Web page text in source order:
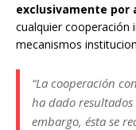
exclusivamente por
cualquier cooperación
mecanismos
“La cooperación
ha dado resultados
embargo, ésta se